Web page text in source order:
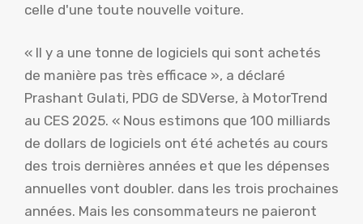
celle d'une toute nouvelle voiture.
« Il y a une tonne de logiciels qui sont achetés
de manière pas très efficace », a déclaré
Prashant Gulati, PDG de SDVerse, à MotorTrend
au CES 2025. « Nous estimons que 100 milliards
de dollars de logiciels ont été achetés au cours
des trois dernières années et que les dépenses
annuelles vont doubler. dans les trois prochaines
années. Mais les consommateurs ne paieront